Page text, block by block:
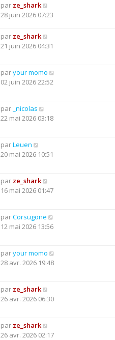
par ze_shark
28 juin 2026 07:23
par ze_shark
21 juin 2026 04:31
paryour momo
02 juin 2026 22:52
par _nicolas
22 mai 2026 03:18
parLeuen
20 mai 2026 10:51
par ze_shark
16 mai 2026 01:47
parCorsugone
12 mai 2026 13:56
paryour momo
28 avr. 2026 19:48
par ze_shark
26 avr. 2026 06:30
par ze_shark
26 avr. 2026 02:17